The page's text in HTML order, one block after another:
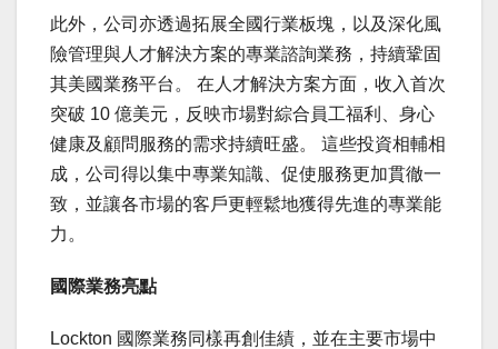
此外，公司亦透過拓展全國行業板塊，以及深化風
險管理與人才解決方案的專業諮詢業務，持續鞏固
其美國業務平台。 在人才解決方案方面，收入首次
突破 10 億美元，反映市場對綜合員工福利、身心
健康及顧問服務的需求持續旺盛。 這些投資相輔相
成，公司得以集中專業知識、促使服務更加貫徹一
致，並讓各市場的客戶更輕鬆地獲得先進的專業能
力。
國際業務亮點
Lockton 國際業務同樣再創佳績，並在主要市場中